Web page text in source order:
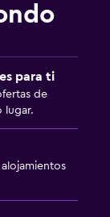
para ti
de
lugar.